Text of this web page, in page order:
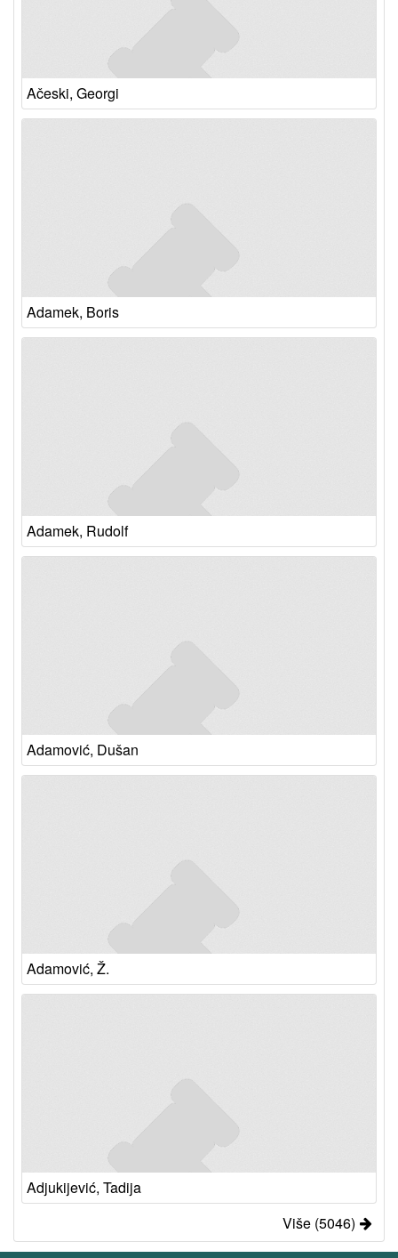
Ačeski, Georgi
Adamek, Boris
Adamek, Rudolf
Adamović, Dušan
Adamović, Ž.
Adjukijević, Tadija
Više (5046)